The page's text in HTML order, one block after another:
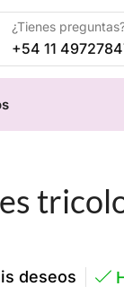
¿Tienes
+54 11
deseos